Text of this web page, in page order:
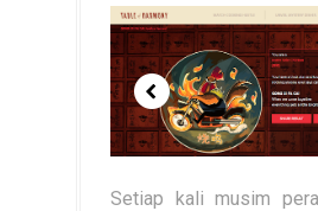
Setiap kali musim